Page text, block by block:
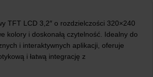
TFT LCD 3,2″ o rozdzielczości 320×240
kolory i doskonałą czytelność. Idealny do
i interaktywnych aplikacji, oferuje
i łatwą integrację z